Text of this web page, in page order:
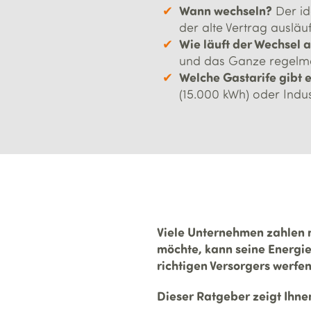
Wann wechseln? Der
der alte Vertrag
Wie läuft der Wechsel
und das Ganze
Welche Gastarife gibt
(15.000 kWh) oder
Viele Unternehmen zahlen
möchte, kann seine
richtigen Versorgers
Dieser Ratgeber zeigt